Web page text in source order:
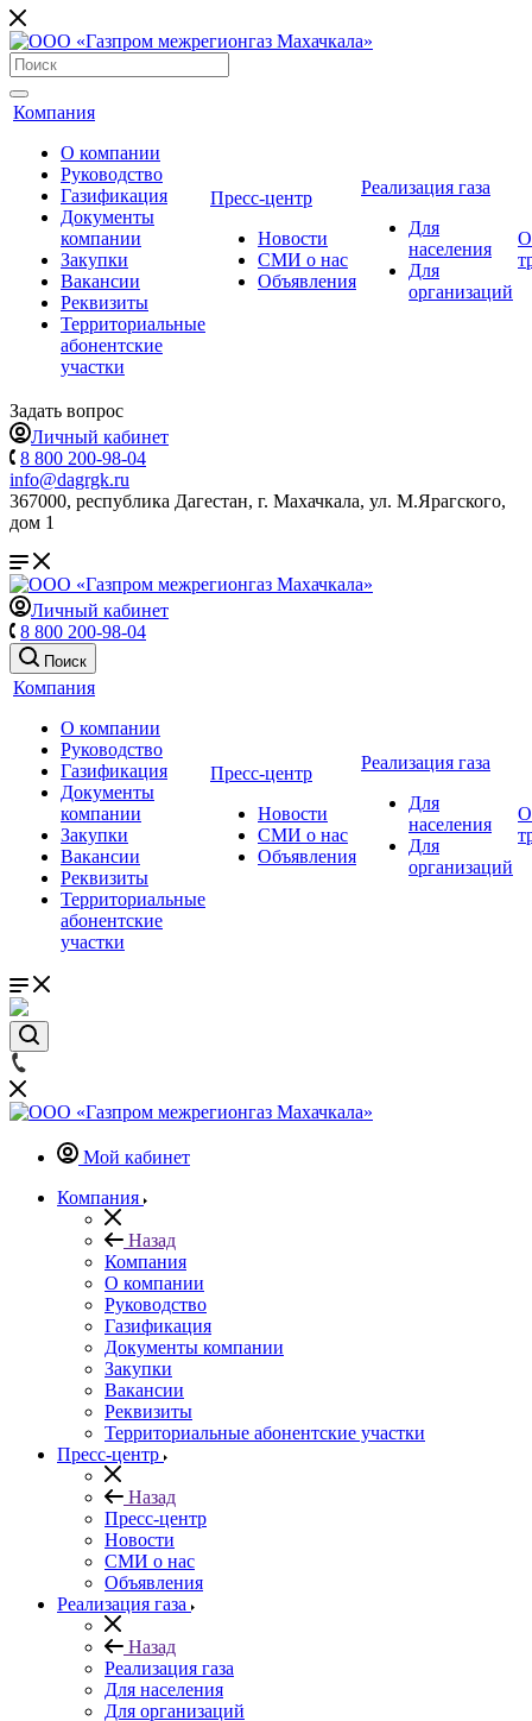
Компания
О компании
Руководство
Газификация
Документы
компании
Закупки
Вакансии
Реквизиты
Территориальные
абонентские
участки
Пресс-центр
Новости
СМИ о нас
Объявления
Реализация газа
Для
населения
Для
организаций
Задать вопрос
Личный кабинет
8 800 200-98-04
info@dagrgk.ru
367000, республика Дагестан, г. Махачкала, ул. М.Ярагского,
дом 1
Личный кабинет
8 800 200-98-04
Поиск
Компания
О компании
Руководство
Газификация
Документы
компании
Закупки
Вакансии
Реквизиты
Территориальные
абонентские
участки
Пресс-центр
Новости
СМИ о нас
Объявления
Реализация газа
Для
населения
Для
организаций
Мой кабинет
Компания
Назад
Компания
О компании
Руководство
Газификация
Документы компании
Закупки
Вакансии
Реквизиты
Территориальные абонентские участки
Пресс-центр
Назад
Пресс-центр
Новости
СМИ о нас
Объявления
Реализация газа
Назад
Реализация газа
Для населения
Для организаций